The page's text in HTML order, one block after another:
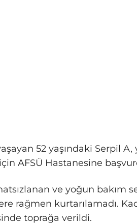
52 yaşındaki Serpil A,
AFSÜ Hastanesine
ve yoğun bakım
rağmen kurtarılamadı.
toprağa verildi.